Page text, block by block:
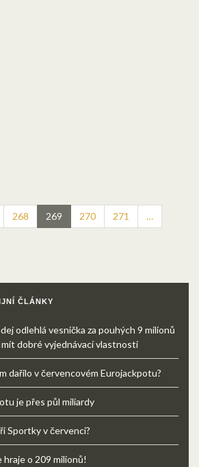
268 269 270 271
…
ČLÁNKY
odlehlá vesnička za pouhých 9 milionů
dobré vyjednávací vlastnosti
dařilo v červencovém Eurojackpotu?
je přes půl miliardy
Sportky v červenci?
o 209 milionů!